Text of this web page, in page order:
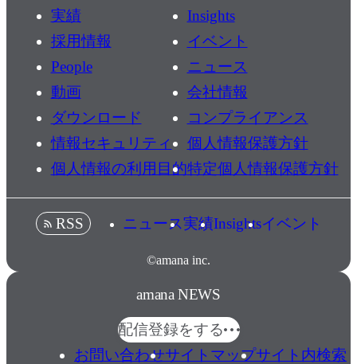
実績
Insights
採用情報
イベント
People
ニュース
動画
会社情報
ダウンロード
コンプライアンス
情報セキュリティ
個人情報保護方針
個人情報の利用目的特定個人情報保護方針
©amana inc.
RSS ニュース実績Insightsイベント
amana NEWS
配信登録をする
お問い合わせサイトマップサイト内検索